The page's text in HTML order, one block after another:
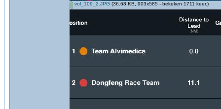
vol_109_2.JPG (36.68 KB, 903x585 - bekeken 1711 keer.)